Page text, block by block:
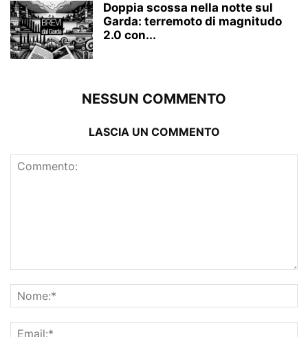
Doppia scossa nella notte sul
Garda: terremoto di magnitudo
2.0 con...
NESSUN COMMENTO
LASCIA UN COMMENTO